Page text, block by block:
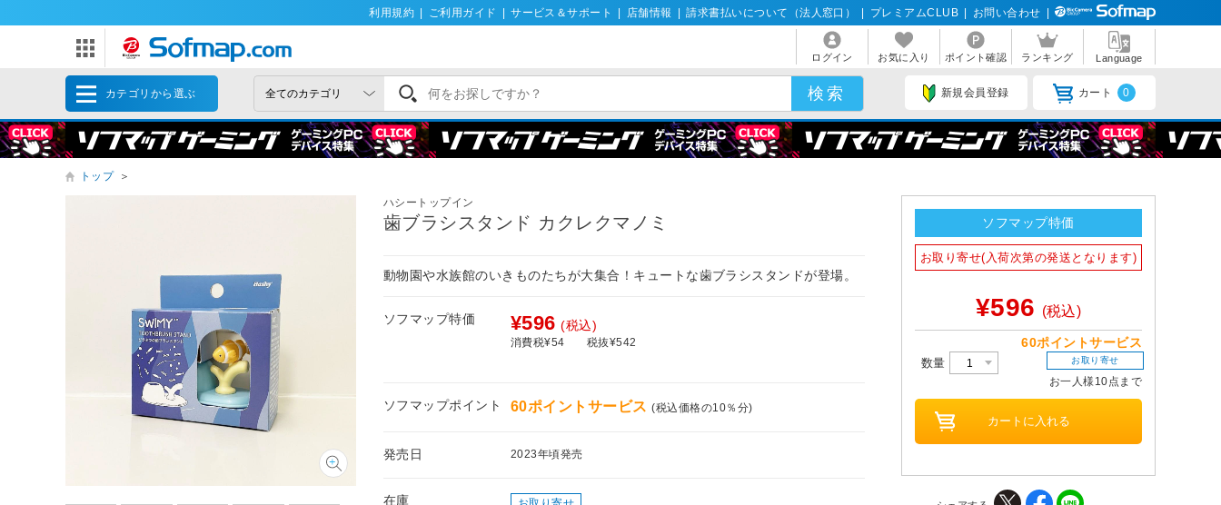
利用規約 ご利用ガイド サービス＆サポート 店舗情報 請求書払いについて（法人窓口） プレミアムCLUB お問い合わせ
ログイン お気に入り ポイント確認 ランキング Language
カテゴリから選ぶ 新規会員登録 カート 0
トップ ＞
ハシートップイン
歯ブラシスタンド カクレクマノミ
動物園や水族館のいきものたちが大集合！キュートな歯ブラシスタンドが登場。
ソフマップ特価 ¥596 (税込)
消費税¥54 税抜¥542
ソフマップポイント 60ポイントサービス(税込価格の10％分)
発売日 2023年頃発売
在庫
ソフマップ特価
お取り寄せ(入荷次第の発送となります)
¥596 (税込)
60ポイントサービス
数量 お取り寄せ
お一人様10点まで